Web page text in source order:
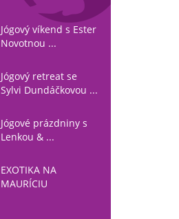
Jógový víkend s Ester
Novotnou ...
Jógový retreat se
Sylvi Dundáčkovou ...
Jógové prázdniny s
Lenkou & ...
EXOTIKA NA
MAURÍCIU